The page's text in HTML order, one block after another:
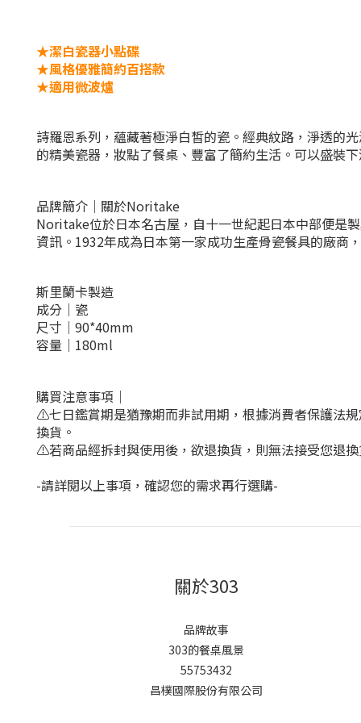
★潔白瓷器小點碟
★風格優雅簡約百搭款
★適用微波爐
詩羅恩系列 ， 蘊藏著極淨白皙的瓷。 經典紋路，淨透的
的精美瓷器 ， 妝點了餐桌、豐富了簡約生活。可以盛裝
品牌簡介｜關於Noritake
Noritake位於日本名古屋，自十一世紀起日本中部便是
資訊。 1932年成為日本第一家成功生產骨瓷餐具的廠商
斯里蘭卡製造
成分｜瓷
尺寸｜90*40mm
容量 ｜ 180ml
購買注意事項｜
⚠️七日鑑賞期是猶豫期而非試用期，根據消費者保護法
換貨。
⚠️若商品經拆封與使用後，欲退換貨，則無法接受您退
-請詳閱以上事項，確認您的需求再行選購-
關於303
品牌故事
303的餐桌風景
55753432
昌樸國際股份有限公司